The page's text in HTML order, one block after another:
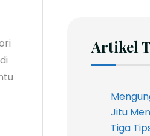
Artikel
Jitu
Tiga